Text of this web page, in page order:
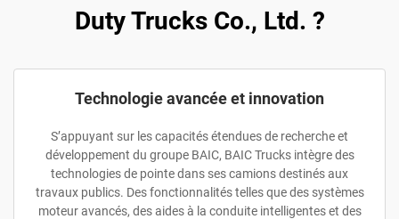
Duty Trucks Co., Ltd. ?
Technologie avancée et innovation
S’appuyant sur les capacités étendues de recherche et
développement du groupe BAIC, BAIC Trucks intègre des
technologies de pointe dans ses camions destinés aux
travaux publics. Des fonctionnalités telles que des systèmes
moteur avancés, des aides à la conduite intelligentes et des